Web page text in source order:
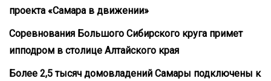
проекта «Самара в движении»
Соревнования Большого Сибирского круга примет
ипподром в столице Алтайского края
Более 2,5 тысяч домовладений Самары подключены к